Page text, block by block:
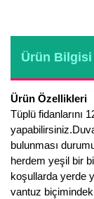
Ürün Bilgisi
Ürün Özellikleri
Tüplü fidanlarını
bulunması
herdem yeşil bir
koşullarda yerde
vantuz